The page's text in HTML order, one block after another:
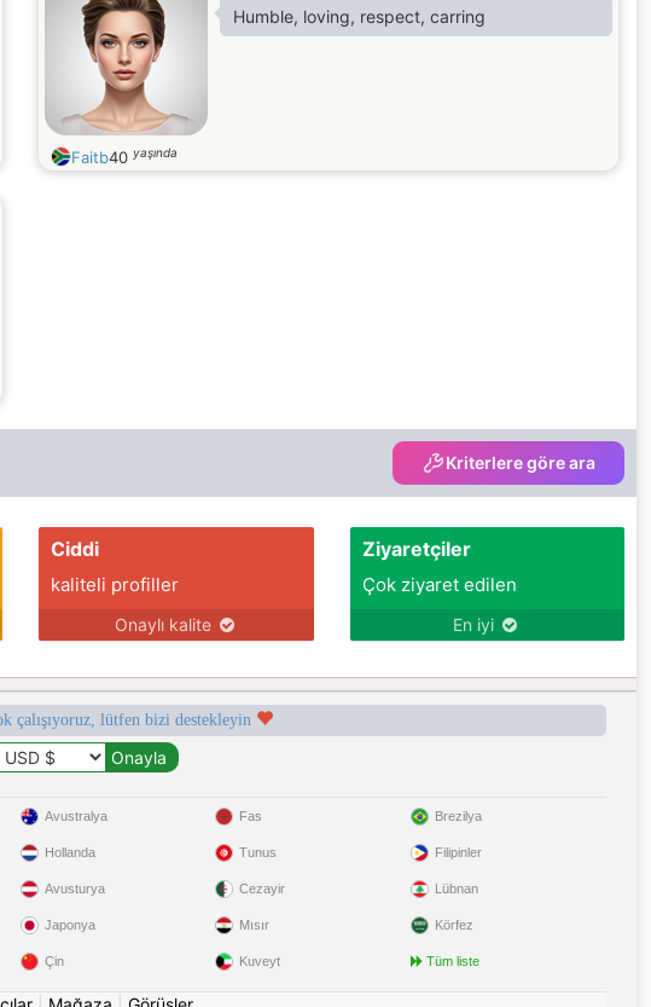
Humble, loving, respect, carring
Faitb40 yaşında
Kriterlere göre ara
Ciddi
kaliteli profiller
Onaylı kalite
Ziyaretçiler
Çok ziyaret edilen
En iyi
çalışıyoruz, lütfen bizi destekleyin
Avustralya
Hollanda
Avusturya
Japonya
Çin
Fas
Tunus
Cezayir
Mısır
Kuveyt
Brezilya
Filipinler
Lübnan
Körfez
Tüm liste